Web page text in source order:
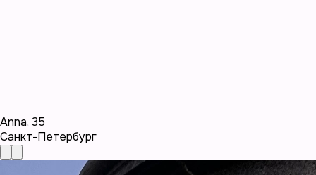
Anna, 35
Санкт-Петербург